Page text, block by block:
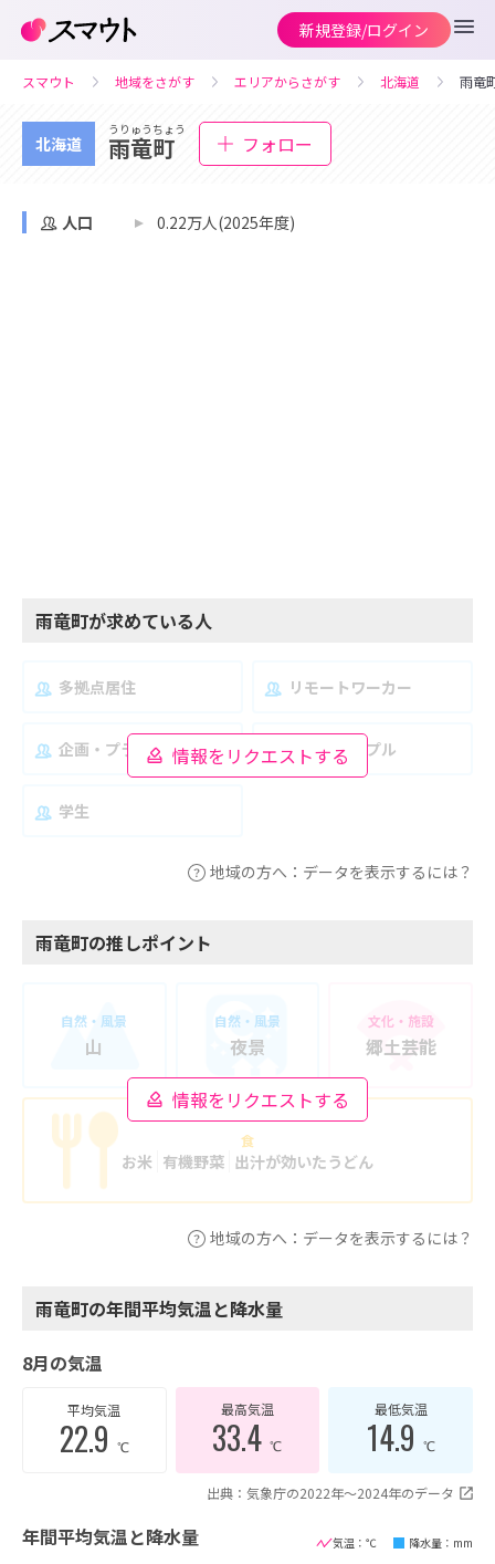
新規登録/ログイン
スマウト 地域をさがす エリアからさがす 北海道 雨竜
北海道
うりゅうちょう
雨竜町 フォロー
人口 0.22万人(2025年度)
雨竜町が求めている人
情報をリクエストする
多拠点居住 リモートワーカー
企画・プランナー 夫婦・カップル
学生
地域の方へ：データを表示するには？
雨竜町の推しポイント
情報をリクエストする
自然・風景
山
自然・風景
夜景
文化・施設
郷土芸能
食
お米 有機野菜 出汁が効いたうどん
地域の方へ：データを表示するには？
雨竜町の年間平均気温と降水量
8月の気温
平均気温
22.9 ℃
最高気温
33.4℃
最低気温
14.9 ℃
出典：気象庁の2022年〜2024年のデータ
年間平均気温と降水量 気温：℃ 降水量：mm